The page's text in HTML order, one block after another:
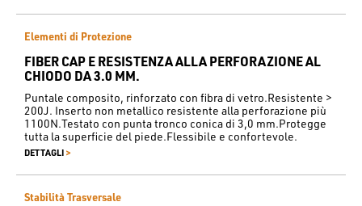
Elementi di Protezione
FIBER CAP E RESISTENZA ALLA PERFORAZIONE AL
CHIODO DA 3.0 MM.
Puntale composito, rinforzato con fibra di vetro.Resistente >
200J. Inserto non metallico resistente alla perforazione più
1100N.Testato con punta tronco conica di 3,0 mm.Protegge
tutta la superficie del piede.Flessibile e confortevole.
DETTAGLI >
Stabilità Trasversale